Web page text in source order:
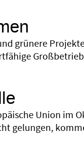
grünere
Union im
gelungen,